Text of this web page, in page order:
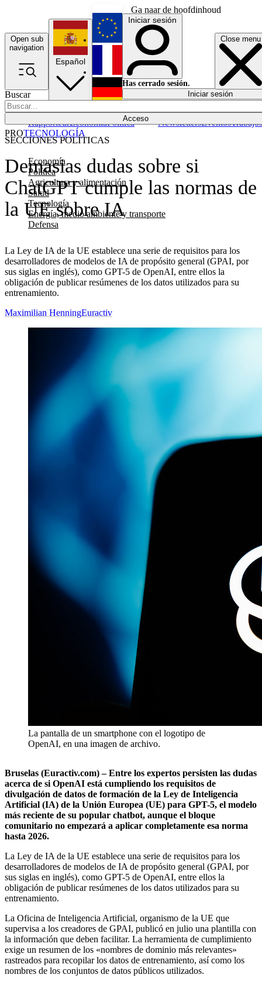
Ga naar de hoofdinhoud
Open sub
navigation
Close menu
Buscar
Acceso
SECCIONES POLÍTICAS
Economía
Política
Agricultura y alimentación
Salud
Tecnología
Energía, medio ambiente y transporte
Defensa
RapporteurEconomíaPolítica NewslettersEventosTrabajos
Español
English
Français
Iniciar sesión
Has cerrado sesión.
Iniciar sesión
Demasias dudas sobre si
ChatGPT cumple las normas de
la UE sobre IA
La Ley de IA de la UE establece una serie de requisitos para los
desarrolladores de modelos de IA de propósito general (GPAI, por
sus siglas en inglés), como GPT-5 de OpenAI, entre ellos la
obligación de publicar resúmenes de los datos utilizados para su
entrenamiento.
PROTECNOLOGÍA
Maximilian HenningEuractiv
La pantalla de un smartphone con el logotipo de
OpenAI, en una imagen de archivo.
Bruselas (Euractiv.com) – Entre los expertos persisten las dudas
acerca de si OpenAI está cumpliendo los requisitos de
divulgación de datos de formación de la Ley de Inteligencia
Artificial (IA) de la Unión Europea (UE) para GPT-5, el modelo
más reciente de su popular chatbot, aunque el bloque
comunitario no empezará a aplicar completamente esa norma
hasta 2026.
La Ley de IA de la UE establece una serie de requisitos para los
desarrolladores de modelos de IA de propósito general (GPAI, por
sus siglas en inglés), como GPT-5 de OpenAI, entre ellos la
obligación de publicar resúmenes de los datos utilizados para su
entrenamiento.
La Oficina de Inteligencia Artificial, organismo de la UE que
supervisa a los creadores de GPAI, publicó en julio una plantilla con
la información que deben facilitar. La herramienta de cumplimiento
exige un resumen de los «nombres de dominio más relevantes»
rastreados para recopilar los datos de entrenamiento, así como los
nombres de los conjuntos de datos públicos utilizados.